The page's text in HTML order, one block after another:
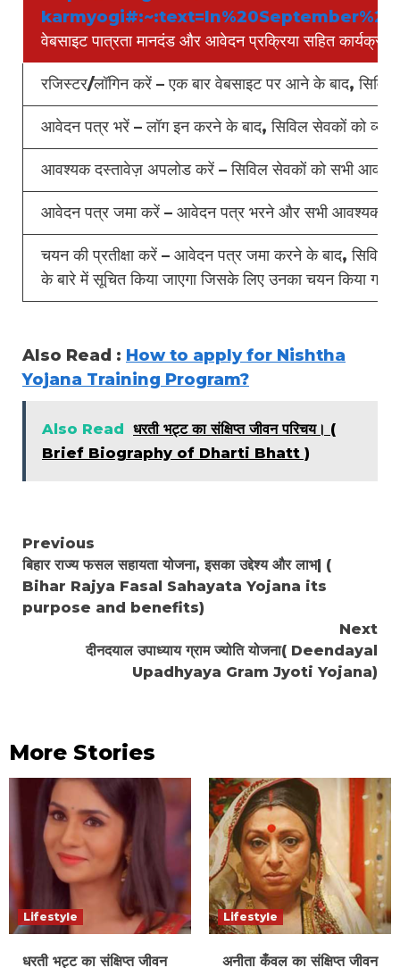
वेबसाइट पात्रता मानदंड और आवेदन प्रक्रिया सहित
रजिस्टर/लॉगिन करें – एक बार वेबसाइट पर आने के बाद,
आवेदन पत्र भरें – लॉग इन करने के बाद, सिविल सेवकों को
आवश्यक दस्तावेज़ अपलोड करें – सिविल सेवकों को सभी
आवेदन पत्र जमा करें – आवेदन पत्र भरने और सभी आवश्यक
चयन की प्रतीक्षा करें – आवेदन पत्र जमा करने के बाद, सिविल
के बारे में सूचित किया जाएगा जिसके लिए उनका चयन किया गया
Also Read : How to apply for Nishtha
Yojana Training Program?
Also Read धरती भट्ट का संक्षिप्त जीवन परिचय। (
Brief Biography of Dharti Bhatt )
Continue
Reading
Previous
बिहार राज्य फसल सहायता योजना, इसका उद्देश्य और लाभ| (
Bihar Rajya Fasal Sahayata Yojana its
purpose and benefits)
Next
दीनदयाल उपाध्याय ग्राम ज्योति योजना( Deendayal
Upadhyaya Gram Jyoti Yojana)
More Stories
Lifestyle
धरती भट्ट का संक्षिप्त जीवन
Lifestyle
अनीता कँवल का संक्षिप्त जीवन